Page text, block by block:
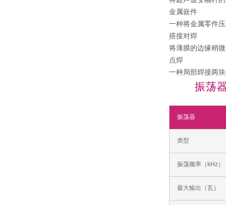
金属嵌件
一种将金属零件
搭接对焊
将薄膜的边缘稍
点焊
一种局部焊接两
振荡
振荡器
类型
振荡频率（kHz）
最大输出（瓦）